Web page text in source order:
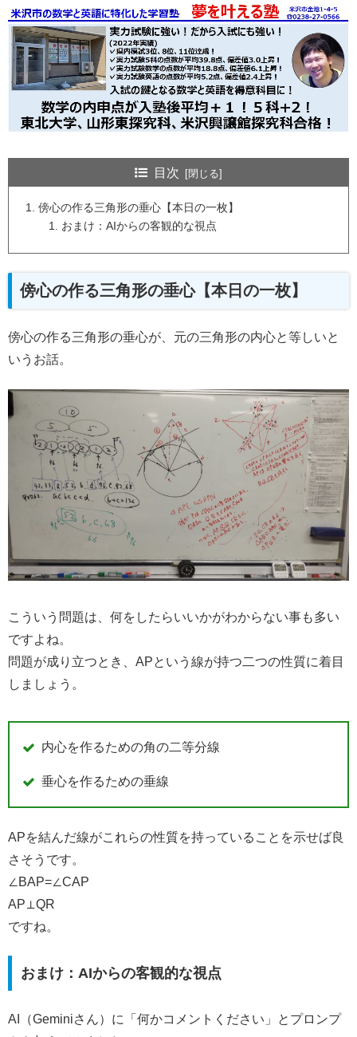
目次
傍心の作る三角形の垂心【本日の一枚】
おまけ：AIからの客観的な視点
傍心の作る三角形の垂心【本日の一枚】
傍心の作る三角形の垂心が、元の三角形の内心と等しいと
いうお話。
こういう問題は、何をしたらいいかがわからない事も多い
ですよね。
問題が成り立つとき、APという線が持つ二つの性質に着目
しましょう。
内心を作るための角の二等分線
垂心を作るための垂線
APを結んだ線がこれらの性質を持っていることを示せば良
さそうです。
∠BAP=∠CAP
AP⊥QR
ですね。
おまけ：AIからの客観的な視点
AI（Geminiさん）に「何かコメントください」とプロンプ